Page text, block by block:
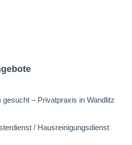
– Privatpraxis in Wandlitz
/ Hausreinigungsdienst